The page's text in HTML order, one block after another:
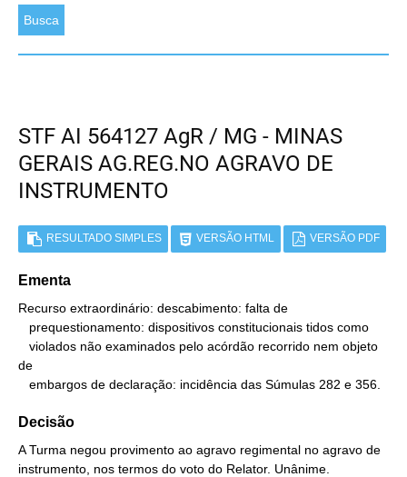
Busca
STF AI 564127 AgR / MG - MINAS
GERAIS AG.REG.NO AGRAVO DE
INSTRUMENTO
RESULTADO SIMPLES VERSÃO HTML VERSÃO PDF
Ementa
Recurso extraordinário: descabimento: falta de
de
   embargos de declaração: incidência das Súmulas 282 e 356.
Decisão
A Turma negou provimento ao agravo regimental no agravo de
instrumento, nos termos do voto do Relator. Unânime.